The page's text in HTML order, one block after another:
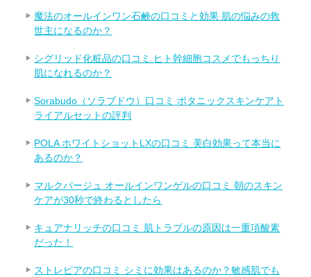
魔法のオールインワン石鹸の口コミと効果 肌の悩みの救
世主になるのか？
シグリッド化粧品の口コミ ヒト幹細胞コスメでもっちり
肌になれるのか？
Sorabudo（ソラブドウ）口コミ ボタニックスキンケアト
ライアルセットの評判
POLA ホワイトショットLXの口コミ 美白効果って本当に
あるのか？
マルクパージュ オールインワンゲルの口コミ 朝のスキン
ケアが30秒で終わるとしたら
キュアナリッチの口コミ 肌トラブルの原因は一重項酸素
だった！
ストレピアの口コミ シミに効果はあるのか？敏感肌でも